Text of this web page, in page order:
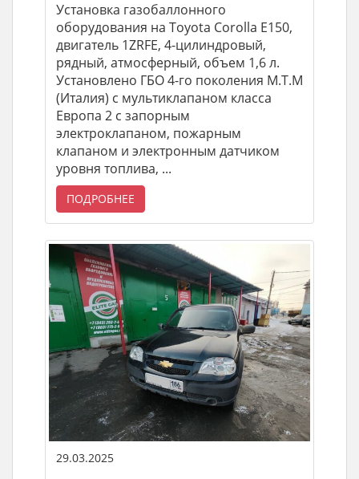
Установка газобаллонного
оборудования на Toyota Corolla E150,
двигатель 1ZRFE, 4-цилиндровый,
рядный, атмосферный, объем 1,6 л.
Установлено ГБО 4-го поколения M.T.M
(Италия) с мультиклапаном класса
Европа 2 с запорным
электроклапаном, пожарным
клапаном и электронным датчиком
уровня топлива, ...
ПОДРОБНЕЕ
29.03.2025